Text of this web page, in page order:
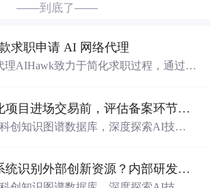
——到底了——
求职申请 AI 网络代理
AIHawk致力于简化求职过程，通过自
科技成果转化项目进场交易前，评估备案环节需要准备哪些材料？.docx
创知识图谱数据库，深度探索AI技术
解决方案，推动科技创新与产业创新国央企如何系统识别外部创新资源？内部研发体系完善，但对外部高校、